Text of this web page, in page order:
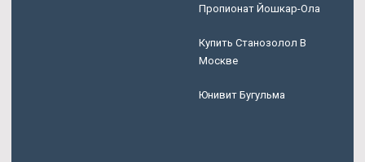
Пропионат Йошкар-Ола
Купить Станозолол В
Москве
Юнивит Бугульма